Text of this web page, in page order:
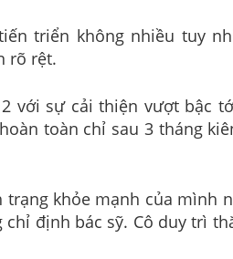
triển không nhiều tuy
rõ rệt.
với sự cải thiện vượt bậc
toàn chỉ sau 3 tháng
khỏe mạnh của mình
định bác sỹ. Cô duy trì